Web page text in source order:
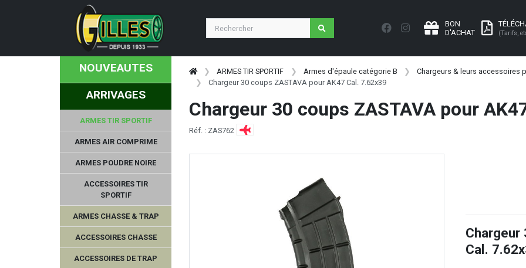
BON
D'ACHAT
(Tarifs,
NOUVEAUTES
ARRIVAGES
ARMES TIR SPORTIF
ARMES AIR COMPRIME
ARMES POUDRE NOIRE
ACCESSOIRES TIR
SPORTIF
ARMES CHASSE & TRAP
ACCESSOIRES CHASSE
ACCESSOIRES DE TRAP
ARMES TIR SPORTIF Armes d'épaule catégorie B
Chargeurs & leurs accessoires
Chargeur 30 coups ZASTAVA pour AK47 Cal. 7.62x39
Chargeur 30 coups ZASTAVA pour
Réf. : ZAS762
Chargeur
Cal.